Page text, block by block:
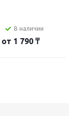
В наличии
от 1 790 ₸